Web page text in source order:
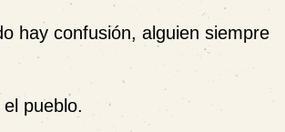
hay confusión, alguien siempre
pueblo.